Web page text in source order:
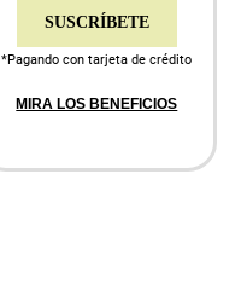
SUSCRÍBETE
*Pagando con tarjeta de crédito
MIRA LOS BENEFICIOS